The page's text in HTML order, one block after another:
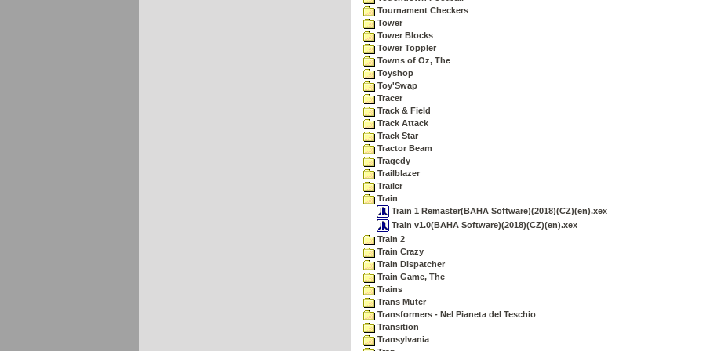
Tournament Checkers
Tower
Tower Blocks
Tower Toppler
Towns of Oz, The
Toyshop
Toy'Swap
Tracer
Track & Field
Track Attack
Track Star
Tractor Beam
Tragedy
Trailblazer
Trailer
Train
Train 1 Remaster(BAHA Software)(2018)(CZ)(en).xex
Train v1.0(BAHA Software)(2018)(CZ)(en).xex
Train 2
Train Crazy
Train Dispatcher
Train Game, The
Trains
Trans Muter
Transformers - Nel Pianeta del Teschio
Transition
Transylvania